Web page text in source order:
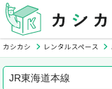
カシカシ レンタルスペース